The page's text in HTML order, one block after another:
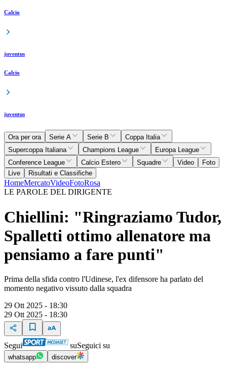
Calcio
juventus
Calcio
juventus
Ora per ora Serie A Serie B
Coppa Italia
Supercoppa Italiana
Champions League
Europa League
Conference League
Calcio Estero Squadre Video
Foto
Live
Risultati e Classifiche
HomeMercatoVideoFotoRosa
LE PAROLE DEL DIRIGENTE
Chiellini: "Ringraziamo Tudor,
Spalletti ottimo allenatore ma
pensiamo a fare punti"
Prima della sfida contro l'Udinese, l'ex difensore ha parlato del
momento negativo vissuto dalla squadra
29 Ott 2025 - 18:30
29 Ott 2025 - 18:30
Segui suSeguici su
whatsapp discover